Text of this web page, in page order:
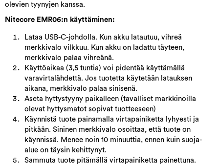
olevien tyynyjen kanssa.
Nitecore EMR06:n käyttäminen:
Lataa USB-C-johdolla. Kun akku latautuu, vihreä
merkkivalo vilkkuu. Kun akku on ladattu täyteen,
merkkivalo palaa vihreänä.
Käyttöaikaa (3,5 tuntia) voi pidentää käyttämällä
varavirtalähdettä. Jos tuotetta käytetään latauksen
aikana, merkkivalo palaa sinisenä.
Aseta hyttystyyny paikalleen (tavalliset markkinoilla
olevat hyttysmatot sopivat tuotteeseen)
Käynnistä tuote painamalla virtapainiketta lyhyesti ja
pitkään. Sininen merkkivalo osoittaa, että tuote on
käynnissä. Menee noin 10 minuuttia, ennen kuin suoja-
alue on täysin kehittynyt.
Sammuta tuote pitämällä virtapainiketta painettuna.